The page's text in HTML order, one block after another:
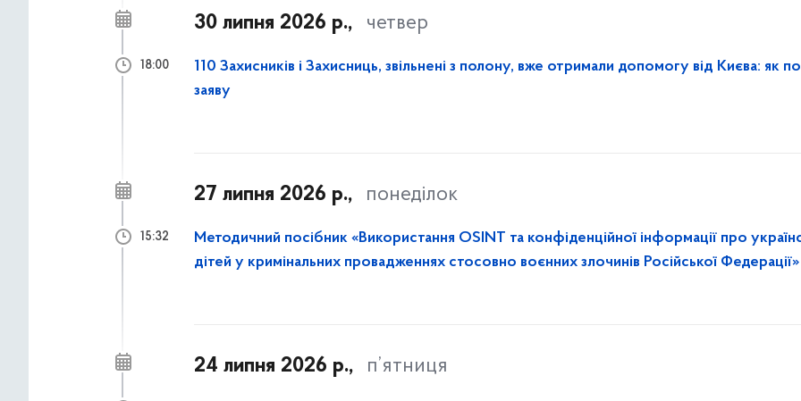
30 липня 2026 р., четвер
110 Захисників і Захисниць, звільнені з полону, вже отримали допомогу від Києва: як
заяву
18:00
27 липня 2026 р., понеділок
Методичний посібник «Використання OSINT та конфіденційної інформації про
дітей у кримінальних провадженнях стосовно воєнних злочинів Російської Федерації»
15:32
24 липня 2026 р., п’ятниця